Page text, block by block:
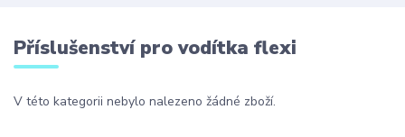
Příslušenství pro vodítka flexi
V této kategorii nebylo nalezeno žádné zboží.